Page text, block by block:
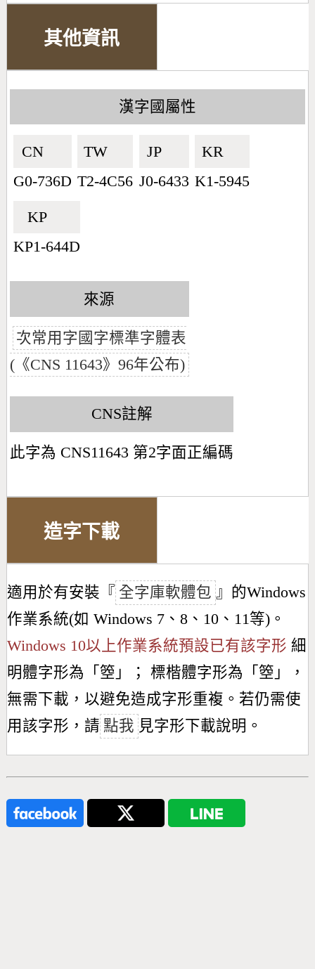
其他資訊
漢字國屬性
CN🇨🇳
G0-736D
TW🇹🇼
T2-4C56
JP🇯🇵
J0-6433
KR🇰🇷
K1-5945
KP🇰🇵
KP1-644D
來源
次常用字國字標準字體表
(《CNS 11643》96年公布)
CNS註解
此字為 CNS11643 第2字面正編碼
造字下載
適用於有安裝『 全字庫軟體包 』的Windows
作業系統(如 Windows 7、8、10、11等)。
Windows 10以上作業系統預設已有該字形 細
明體字形為「 箜 」； 標楷體字形為「 箜 」，
無需下載，以避免造成字形重複。若仍需使
用該字形，請 點我 見字形下載說明。